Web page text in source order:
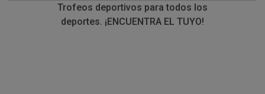
Trofeos deportivos para todos los
deportes. ¡ENCUENTRA EL TUYO!